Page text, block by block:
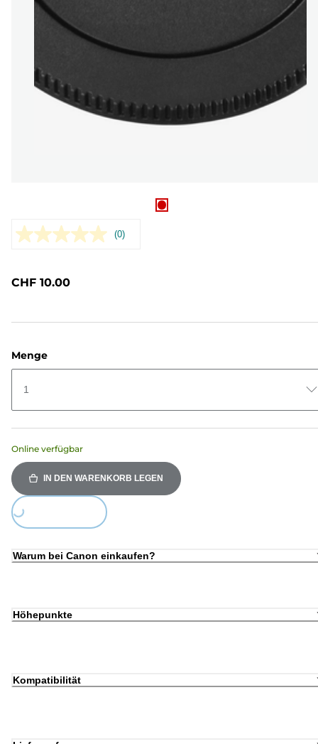
Kein
(0)
CHF 10.00
Menge
1
Online verfügbar
IN DEN WARENKORB LEGEN
Loading...
Warum bei Canon einkaufen?
Höhepunkte
Kompatibilität